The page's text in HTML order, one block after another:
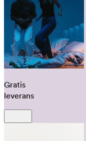
Gratis
leverans